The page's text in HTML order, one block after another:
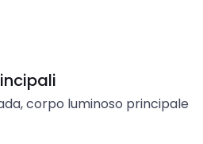
corpo luminoso principale